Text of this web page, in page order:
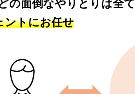
の面倒なやりとりは全て
ントにお任せ